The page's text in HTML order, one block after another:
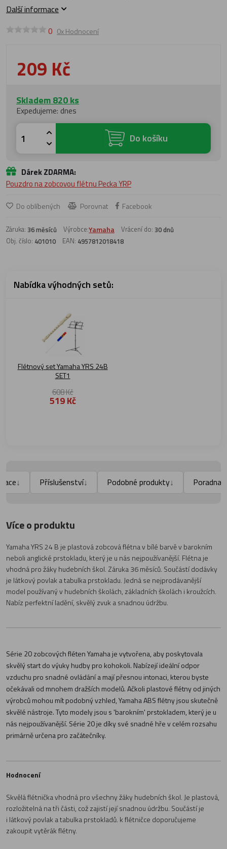
Další informace
0 0x Hodnocení
209 Kč
Skladem 820 ks
Expedujeme: dnes
Do košíku
Dárek ZDARMA:
Pouzdro na zobcovou flétnu Pecka YRP
Do oblíbených Porovnat Facebook
Záruka: 36 měsíců Výrobce:Yamaha Vrácení do: 30 dnů
Obj. číslo: 401010 EAN: 4957812018418
Nabídka výhodných setů:
Flétnový set Yamaha YRS 24B
SET1
608 Kč
519 Kč
↓ Příslušenství↓ Podobné produkty↓ Poradna
Více o produktu
Yamaha YRS 24 B je plastová zobcová flétna v bílé barvě v barokním
neboli anglické prstokladu, který je u nás nejpoužívanější. Flétna je
vhodná pro žáky hudebních škol. Záruka 36 měsíců. Součástí dodávky
je látkový povlak a tabulka prstokladu. Jedná se nejprodávanější
model používaný v hudebních školách, základních školách i kroužcích.
Nabíz perfektní ladění, skvělý zvuk a snadnou údržbu.
Série 20 zobcových fléten Yamaha je vytvořena, aby poskytovala
skvělý start do výuky hudby pro kohokoli. Nabízejí ideální odpor
vzduchu pro snadné ovládání a mají přesnou intonaci, kterou byste
očekávali od mnohem dražších modelů. Ačkoli plastové flétny od jiných
výrobců mohou mít podobný vzhled, Yamaha ABS flétny jsou skutečně
skvělé nástroje. Tyto modely jsou s 'barokním' prstokladem, který je u
nás nejpoužívanější. Série 20 je díky své snadné hře v celém rozsahu
primárně určena pro začátečníky.
Hodnocení
Skvělá flétnička vhodná pro všechny žáky hudebních škol. Je plastová,
rozložitelná na tři části, což zajistí její snadnou údržbu. Součástí je
i látkový povlak a tabulka prstokladů. k flétničce doporučujeme
zakoupit vytěrák flétny.